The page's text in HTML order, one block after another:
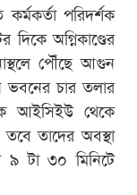
কর্মকর্তা পরিদর্শক
অগ্নিকাণ্ডের
পৌঁছে আগুন
ভবনের চার তলার
আইসিইউ থেকে
তাদের অবস্থা
টা ৩০ মিনিটে